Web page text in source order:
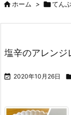
ホーム > てん
塩辛のアレンジ
 2020年10月26日